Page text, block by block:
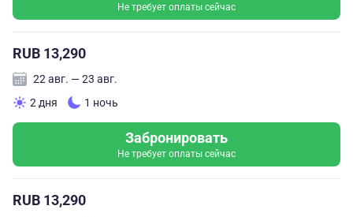
Не требует оплаты сейчас
RUB 13,290
22 авг. — 23 авг.
2 дня
1 ночь
Забронировать
Не требует оплаты сейчас
RUB 13,290